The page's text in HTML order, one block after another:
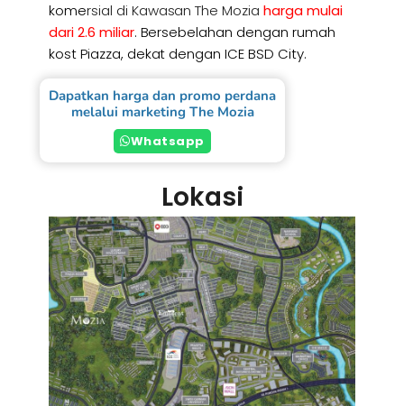
komersial di Kawasan The Moziaharga mulai
dari 2.6 miliar. Bersebelahan dengan rumah
kost Piazza, dekat dengan ICE BSD City.
Dapatkan harga dan promo perdana
melalui marketing The Mozia
Whatsapp
Lokasi